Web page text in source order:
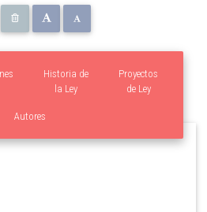
Proyectos
de Ley
Autores
Historia de
la Ley